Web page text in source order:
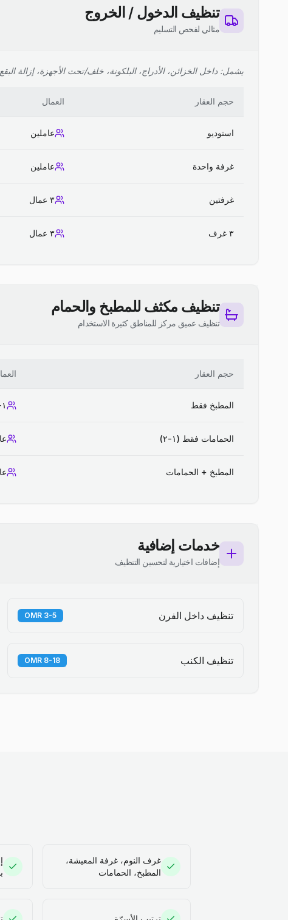
تنظيف الدخول / الخروج
مثالي لفحص التسليم
يشمل: داخل الخزائن، الأدراج، البلكونة، خلف/تحت الأجهزة، إزالة
حجم العقار العمال
استوديو عاملين
غرفة واحدة عاملين
غرفتين ٣ عمال
٣ غرف ٣ عمال
تنظيف مكثف للمطبخ والحمام
تنظيف عميق مركز للمناطق كثيرة الاستخدام
حجم العقار
المطبخ فقط ١-٢ عمال
الحمامات فقط (١-٢)
المطبخ + الحمامات
خدمات إضافية
إضافات اختيارية لتحسين التنظيف
تنظيف داخل الفرن 3-5 OMR
تنظيف الكنب 8-18 OMR
غرف النوم، غرفة المعيشة،
المطبخ، الحمامات